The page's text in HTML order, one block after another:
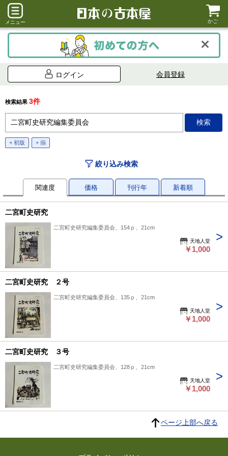
メニュー かご
ログイン 会員登録
検索結果 3件
+ 初版 + 揃
絞り込み検索
関連度 価格 刊行年 新着順
二宮町史研究
二宮町史研究編集委員会、154ｐ、21cm
天地人堂
￥1,000
二宮町史研究 ２号
二宮町史研究編集委員会、135ｐ、21cm
天地人堂
￥1,000
二宮町史研究 ３号
二宮町史研究編集委員会、128ｐ、21cm
天地人堂
￥1,000
ページ上部へ戻る